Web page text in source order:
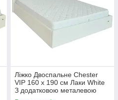
Ліжко Двоспальне Chester
VIP 160 х 190 см Лаки White
З додатковою металевою
цільнозварною рамою Білий